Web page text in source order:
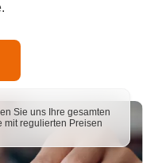
Sie uns Ihre gesamten
mit regulierten Preisen